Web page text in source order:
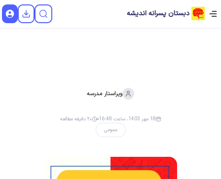
دبستان پسرانه اندیشه
ویراستار مدرسه
عمومی
18 مهر 1403، ساعت 16:48 ۲۰ دقیقه مطالعه